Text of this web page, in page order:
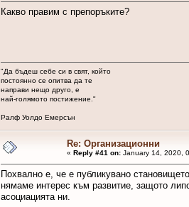
Какво правим с препоръките?
"Да бъдеш себе си в свят, който
постоянно се опитва да те
направи нещо друго, е
най-голямото постижение."
Ралф Уолдо Емерсън
Re: Организационни
« Reply #41 on:January 14, 2020,
Похвално е, че е публикувано
нямаме интерес към развитие, защото
асоциацията ни.